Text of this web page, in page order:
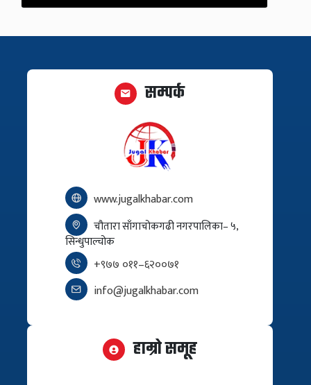
सम्पर्क
www.jugalkhabar.com
चौतारा साँगाचोकगढी नगरपालिका– ५,
सिन्धुपाल्चोक
+९७७ ०११–६२००७१
info@jugalkhabar.com
हाम्रो समूह